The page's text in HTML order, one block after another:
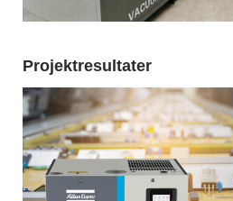
Projektresultater